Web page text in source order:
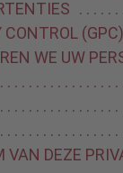
WE UW
DEZE